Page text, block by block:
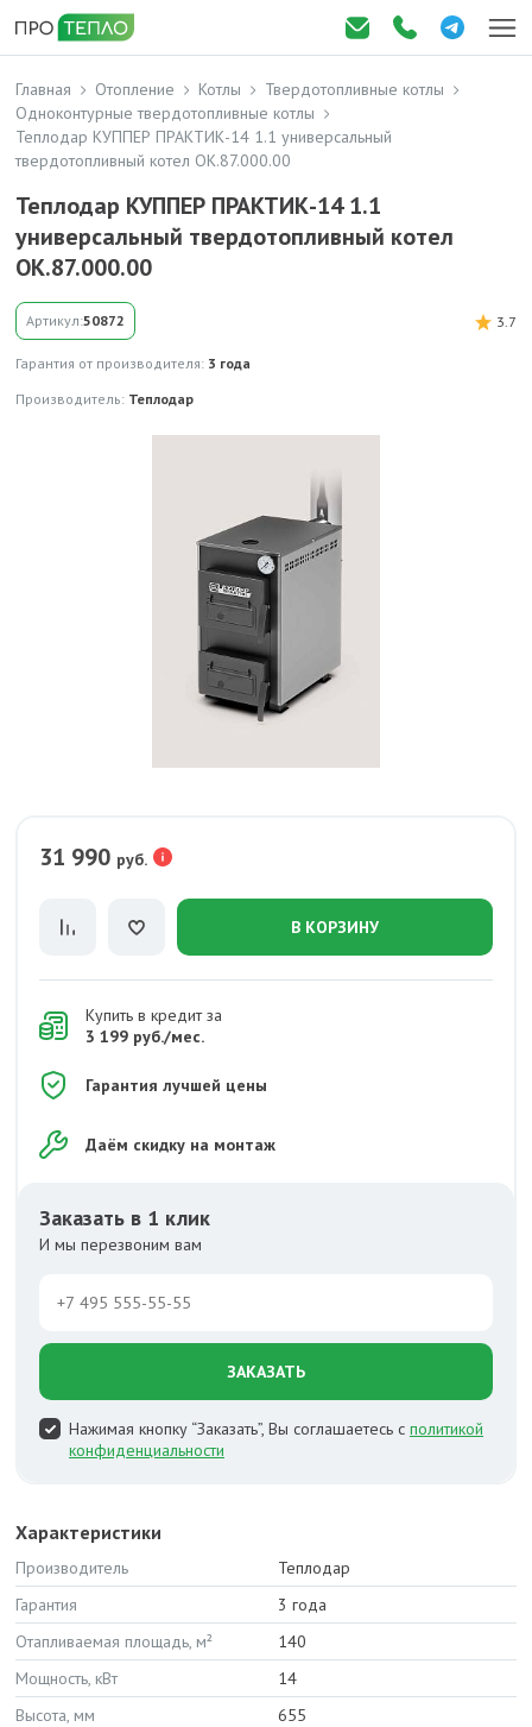
Главная Отопление Котлы
Твердотопливные котлы
Одноконтурные твердотопливные котлы
Теплодар КУППЕР ПРАКТИК-14 1.1 универсальный
твердотопливный котел ОК.87.000.00
Теплодар КУППЕР ПРАКТИК-14 1.1
универсальный твердотопливный котел
ОК.87.000.00
Артикул:50872
Гарантия от производителя: 3 года
Производитель: Теплодар
3.7
31 990 руб.
В КОРЗИНУ
Купить в кредит за
3 199 руб./мес.
Гарантия лучшей цены
Даём скидку на монтаж
Заказать в 1 клик
И мы перезвоним вам
ЗАКАЗАТЬ
Нажимая кнопку “Заказать”, Вы соглашаетесь с политикой
конфиденциальности
Характеристики
Производитель
Теплодар
Гарантия
3 года
Отапливаемая площадь, м²
140
Мощность, кВт
14
Высота, мм
655